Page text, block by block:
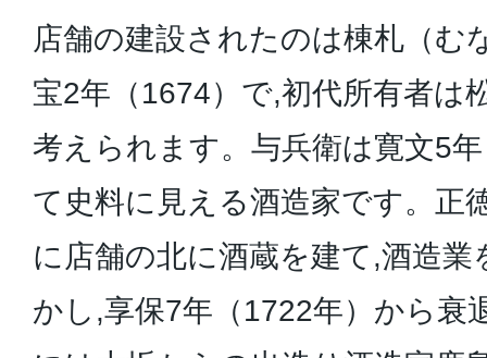
店舗の建設されたのは棟札（む
宝2年（1674）で,初代所有者は
考えられます。与兵衛は寛文5
て史料に見える酒造家です。正
に店舗の北に酒蔵を建て,酒造
かし,享保7年（1722年）から衰